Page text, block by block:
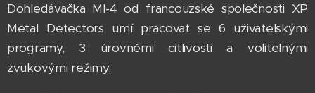
Dohledávačka MI-4 od francouzské společnosti XP
Metal Detectors umí pracovat se 6 uživatelskými
programy, 3 úrovněmi citlivosti a volitelnými
zvukovými režimy.